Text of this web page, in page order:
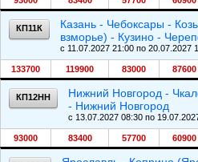
КП11К
Казань - Чебоксары -
взморье) - Кузино -
c 11.07.2027 21:00 по 20.07.2027
133700 119900 83000 87600
КП12НН
Нижний Новгород -
- Нижний Новгород
c 13.07.2027 08:30 по
93000 83400 57700 60900